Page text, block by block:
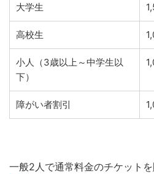
大学生
高校生
小人（3歳以上～中学生以
下）
障がい者割引
一般2人で通常料金のチケットを